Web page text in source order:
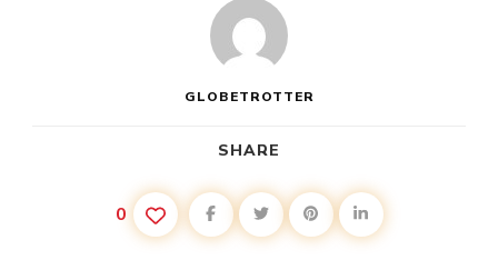
GLOBETROTTER
SHARE
0